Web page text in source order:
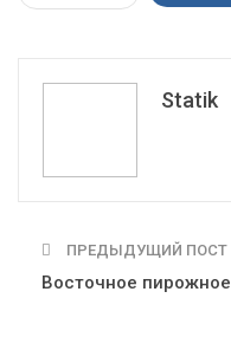
Statik
ПРЕДЫДУЩИЙ ПОСТ
Восточное пирожное